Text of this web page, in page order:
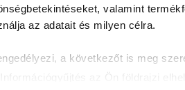
valamint
az adatait és milyen célra.
a következőt is meg